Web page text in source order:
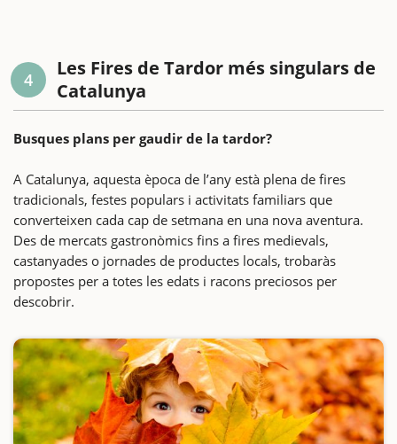
4
Les Fires de Tardor més singulars de
Catalunya
Busques plans per gaudir de la tardor?
A Catalunya, aquesta època de l’any està plena de fires
tradicionals, festes populars i activitats familiars que
converteixen cada cap de setmana en una nova aventura.
Des de mercats gastronòmics fins a fires medievals,
castanyades o jornades de productes locals, trobaràs
propostes per a totes les edats i racons preciosos per
descobrir.